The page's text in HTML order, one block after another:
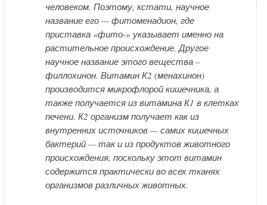
человеком. Поэтому, кстати, научное
название его — фитоменадион, где
приставка «фито-» указывает именно на
растительное происхождение. Другое
научное название этого вещества –
филлохинон. Витамин К2 (менахинон)
производится микрофлорой кишечника, а
также получается из витамина К1 в клетках
печени. К2 организм получает как из
внутренних источников — самих кишечных
бактерий — так и из продуктов животного
происхождения, поскольку этот витамин
содержится практически во всех тканях
организмов различных животных.